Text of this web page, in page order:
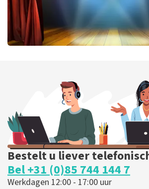
BESTEL NU
Bestelt u liever
Bel +31 (0)85 744 144 7
Werkdagen 12:00 - 17:00 uur